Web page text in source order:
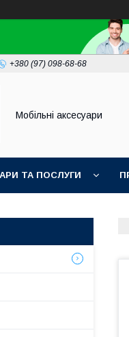
+380 (97) 098-68-68
Мобільні аксесуари
ТА ПОСЛУГИ